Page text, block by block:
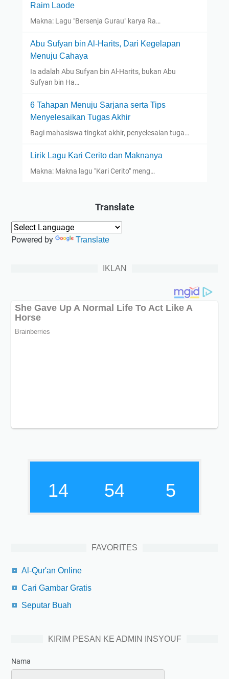
Raim Laode
Makna: Lagu "Bersenja Gurau" karya Ra…
Abu Sufyan bin Al-Harits, Dari Kegelapan
Menuju Cahaya
Ia adalah Abu Sufyan bin Al-Harits, bukan Abu
Sufyan bin Ha…
6 Tahapan Menuju Sarjana serta Tips
Menyelesaikan Tugas Akhir
Bagi mahasiswa tingkat akhir, penyelesaian tuga…
Lirik Lagu Kari Cerito dan Maknanya
Makna: Makna lagu "Kari Cerito" meng…
Translate
Powered by Translate
IKLAN
14 54 5
FAVORITES
Al-Qur'an Online
Cari Gambar Gratis
Seputar Buah
KIRIM PESAN KE ADMIN INSYOUF
Nama